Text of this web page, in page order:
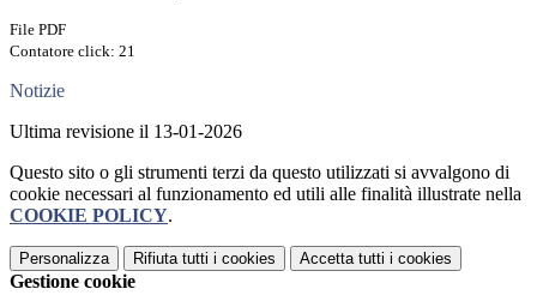
File PDF
Contatore click: 21
Notizie
Ultima revisione il 13-01-2026
Questo sito o gli strumenti terzi da questo utilizzati si avvalgono di
cookie necessari al funzionamento ed utili alle finalità illustrate nella
COOKIE POLICY.
Personalizza Rifiuta tutti i cookies Accetta tutti i cookies
Gestione cookie